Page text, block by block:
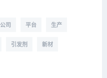
公司 平台 生产
引发剂 新材